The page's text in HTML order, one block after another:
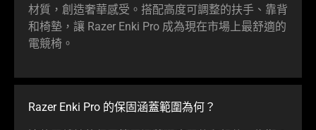
材質，創造奢華感受。搭配高度可調整的扶手、靠背
和椅墊，讓 Razer Enki Pro 成為現在市場上最舒適的
電競椅。
Razer Enki Pro 的保固涵蓋範圍為何？